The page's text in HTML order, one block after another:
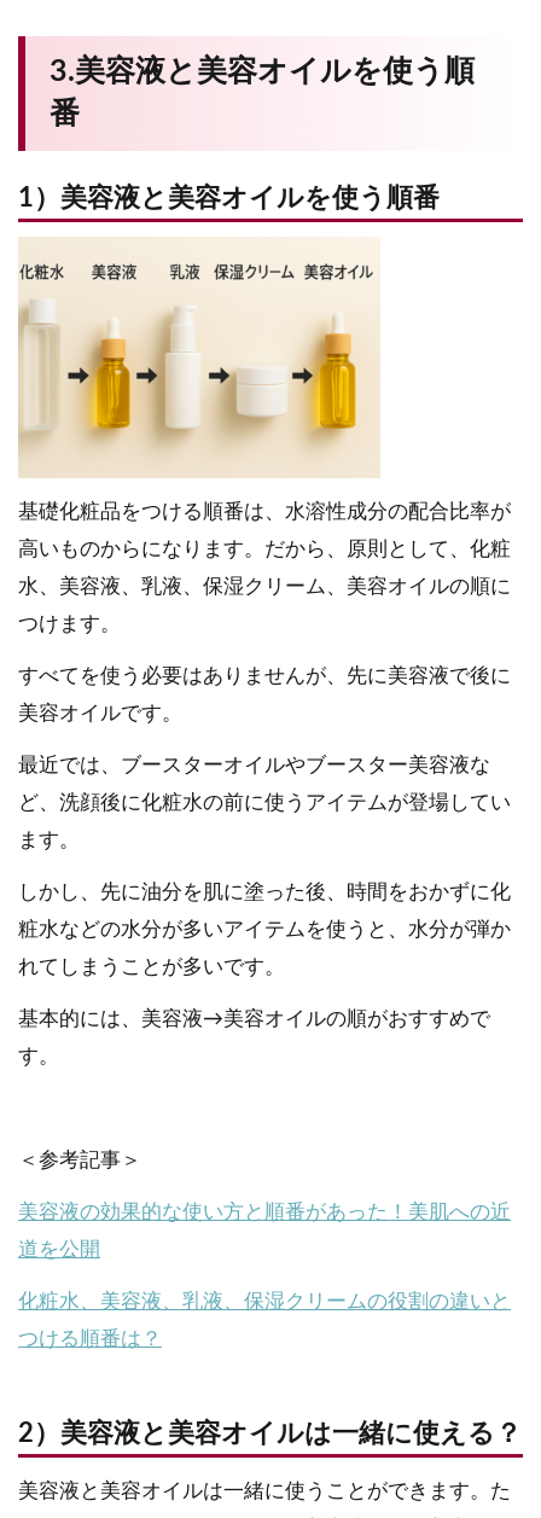
3.美容液と美容オイルを使う順
番
1）美容液と美容オイルを使う順番
基礎化粧品をつける順番は、水溶性成分の配合比率が
高いものからになります。だから、原則として、化粧
水、美容液、乳液、保湿クリーム、美容オイルの順に
つけます。
すべてを使う必要はありませんが、先に美容液で後に
美容オイルです。
最近では、ブースターオイルやブースター美容液な
ど、洗顔後に化粧水の前に使うアイテムが登場してい
ます。
しかし、先に油分を肌に塗った後、時間をおかずに化
粧水などの水分が多いアイテムを使うと、水分が弾か
れてしまうことが多いです。
基本的には、美容液→美容オイルの順がおすすめで
す。
＜参考記事＞
美容液の効果的な使い方と順番があった！美肌への近
道を公開
化粧水、美容液、乳液、保湿クリームの役割の違いと
つける順番は？
2）美容液と美容オイルは一緒に使える？
美容液と美容オイルは一緒に使うことができます。た